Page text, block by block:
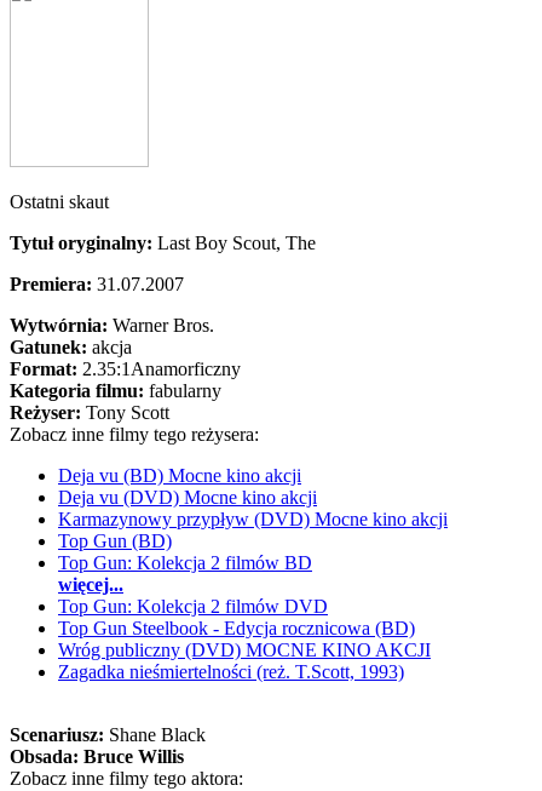
Ostatni skaut
Tytuł oryginalny: Last Boy Scout, The
Premiera: 31.07.2007
Wytwórnia: Warner Bros.
Gatunek: akcja
Format: 2.35:1 Anamorficzny
Kategoria filmu: fabularny
Reżyser: Tony Scott
Zobacz inne filmy tego reżysera:
Deja vu (BD) Mocne kino akcji
Deja vu (DVD) Mocne kino akcji
Karmazynowy przypływ (DVD) Mocne kino akcji
Top Gun (BD)
Top Gun: Kolekcja 2 filmów BD
więcej...
Top Gun: Kolekcja 2 filmów DVD
Top Gun Steelbook - Edycja rocznicowa (BD)
Wróg publiczny (DVD) MOCNE KINO AKCJI
Zagadka nieśmiertelności (reż. T.Scott, 1993)
Scenariusz: Shane Black
Obsada: Bruce Willis
Zobacz inne filmy tego aktora: